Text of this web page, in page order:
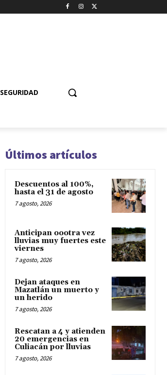
SEGURIDAD
Últimos artículos
Descuentos al 100%,
hasta el 31 de agosto
7 agosto, 2026
Anticipan oootra vez
lluvias muy fuertes este
viernes
7 agosto, 2026
Dejan ataques en
Mazatlán un muerto y
un herido
7 agosto, 2026
Rescatan a 4 y atienden
20 emergencias en
Culiacán por lluvias
7 agosto, 2026